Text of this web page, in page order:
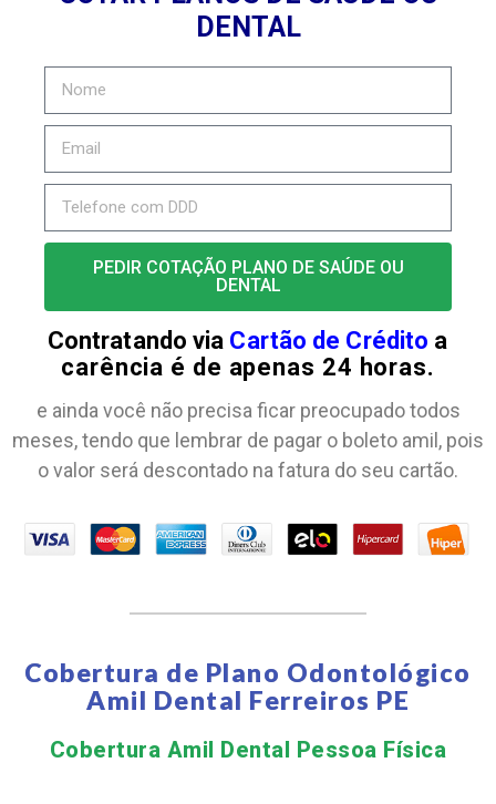
DENTAL
PEDIR COTAÇÃO PLANO DE SAÚDE OU
DENTAL
Contratando via Cartão de Crédito a
carência é de apenas 24 horas.
e ainda você não precisa ficar preocupado todos
meses, tendo que lembrar de pagar o boleto amil, pois
o valor será descontado na fatura do seu cartão.
Cobertura de Plano Odontológico
Amil Dental Ferreiros PE
Cobertura Amil Dental Pessoa Física​